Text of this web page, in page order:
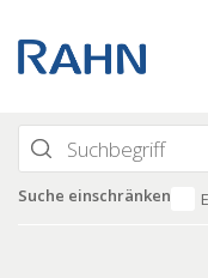
Suche einschränken